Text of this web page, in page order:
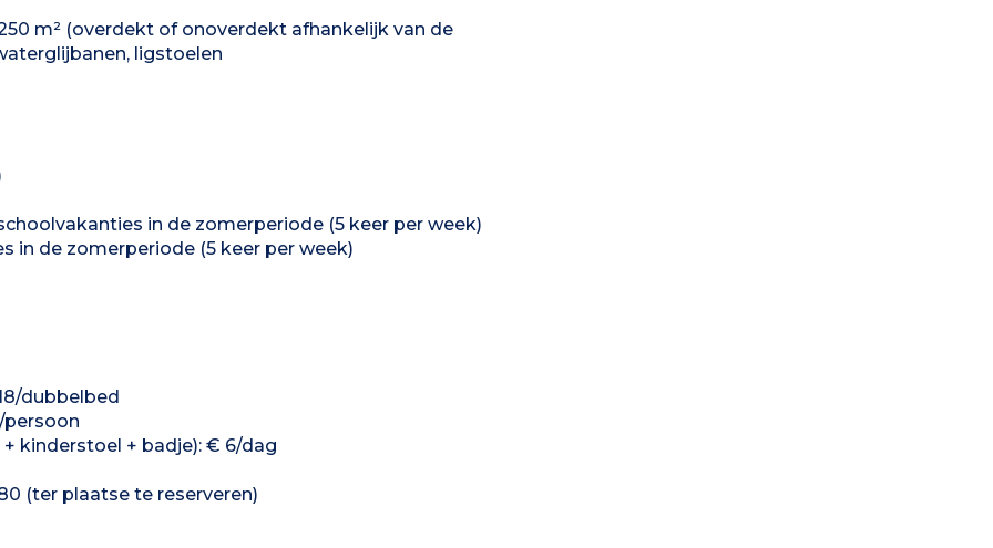
m² (overdekt of onoverdekt afhankelijk van de
ligstoelen
in de zomerperiode (5 keer per week)
in de zomerperiode (5 keer per week)
dubbelbed
persoon
kinderstoel + badje): € 6/dag
(ter plaatse te reserveren)